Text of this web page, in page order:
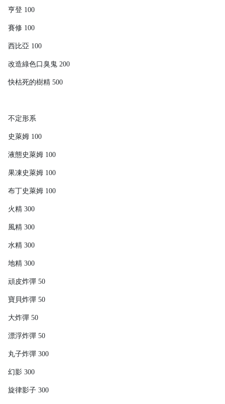
亨登 100
賽修 100
西比亞 100
改造綠色口臭鬼 200
快枯死的樹精 500
不定形系
史萊姆 100
液態史萊姆 100
果凍史萊姆 100
布丁史萊姆 100
火精 300
風精 300
水精 300
地精 300
頑皮炸彈 50
寶貝炸彈 50
大炸彈 50
漂浮炸彈 50
丸子炸彈 300
幻影 300
旋律影子 300